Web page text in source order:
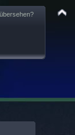
übersehen?